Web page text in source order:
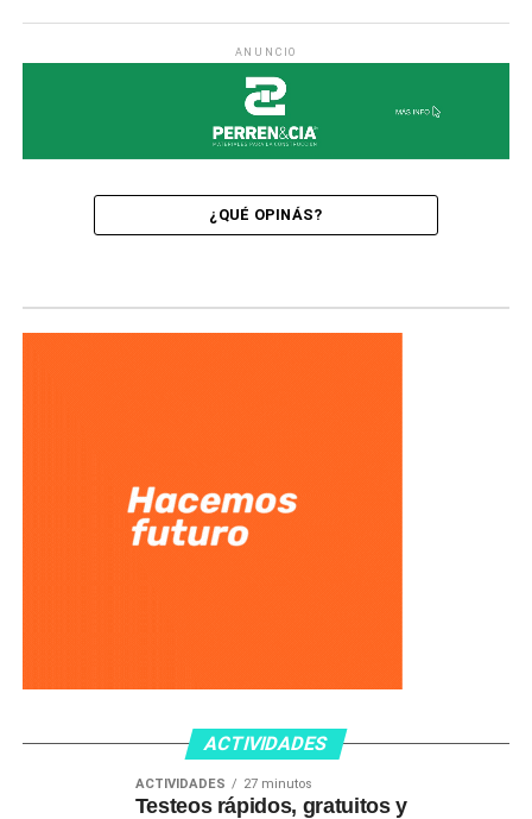
ANUNCIO
¿QUÉ OPINÁS?
ACTIVIDADES
ACTIVIDADES 27 minutos
Testeos rápidos, gratuitos y